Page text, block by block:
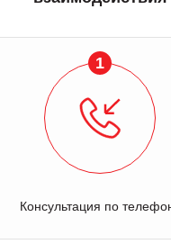
1
Консультация по